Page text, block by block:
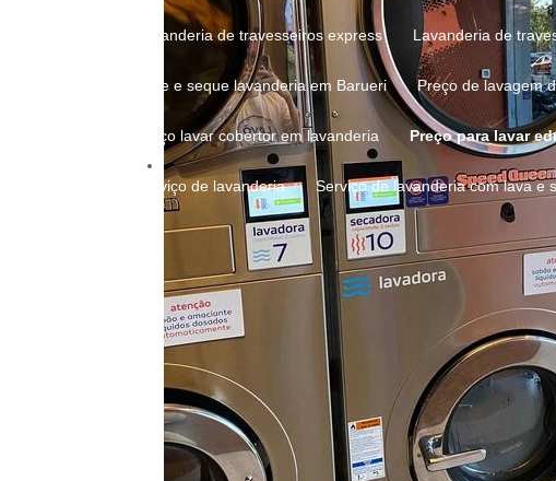
Lavanderia de travesseiros express Lavanderia de
Lave e seque lavanderia em Barueri Preço de lavagem
Preço lavar cobertor em lavanderia Preço para lavar
Serviço de lavanderia Serviço de lavanderia com lava e